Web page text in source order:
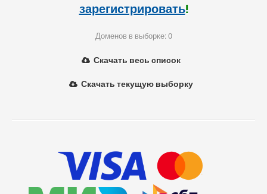
зарегистрировать!
Доменов в выборке: 0
Скачать весь список
Скачать текущую выборку